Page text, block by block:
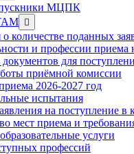
МЦПК
Show
sub
menu
количестве поданных
и профессии приема
для
приёмной комиссии
2026-2027 год
испытания
на поступление в
мест приема и
услуги
профессий